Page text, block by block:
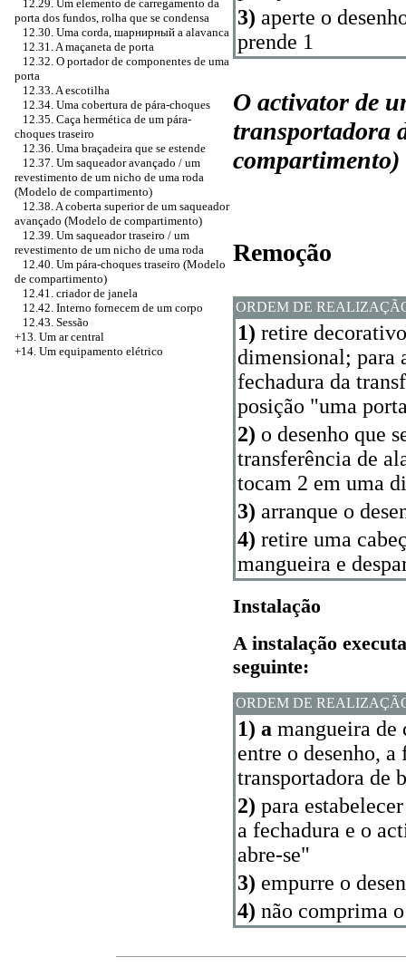
12.29. Um elemento de carregamento da
porta dos fundos, rolha que se condensa
12.30. Uma corda, шарнирный a alavanca
12.31. A maçaneta de porta
12.32. O portador de componentes de uma
porta
12.33. A escotilha
12.34. Uma cobertura de pára-choques
12.35. Caça hermética de um pára-
choques traseiro
12.36. Uma braçadeira que se estende
12.37. Um saqueador avançado / um
revestimento de um nicho de uma roda
(Modelo de compartimento)
12.38. A coberta superior de um saqueador
avançado (Modelo de compartimento)
12.39. Um saqueador traseiro / um
revestimento de um nicho de uma roda
12.40. Um pára-choques traseiro (Modelo
de compartimento)
12.41. criador de janela
12.42. Interno fornecem de um corpo
12.43. Sessão
+13. Um ar central
+14. Um equipamento elétrico
3) aperte o
prende 1
O activator de
transportadora
compartimento)
Remoção
ORDEM DE
1) retire
dimensional; para
fechadura da
posição "uma
2) o desenho que
transferência de
tocam 2 em uma
3) arranque o
4) retire uma
mangueira e
Instalação
A instalação
seguinte:
ORDEM DE
1) a mangueira de
entre o desenho,
transportadora de
2) para
a fechadura e o
abre-se"
3) empurre o
4) não comprima